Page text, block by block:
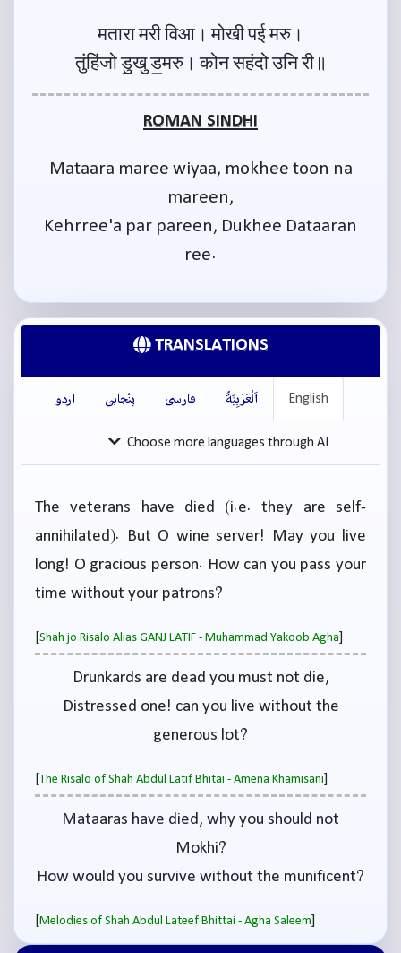
मतारा मरी विआ। मोखी पई मरु।
तुंहिंजो डु॒खु ड॒मरु। कोन सहंदो उनि री॥
ROMAN SINDHI
Mataara maree wiyaa, mokhee toon na
mareen,
Kehrree'a par pareen, Dukhee Dataaran
ree.
TRANSLATIONS
English اَلْعَرَبِيَّةُ فارسی پنْجابی اردو
Choose more languages through AI
The veterans have died (i.e. they are self-
annihilated). But O wine server! May you live
long! O gracious person. How can you pass your
time without your patrons?
[Shah jo Risalo Alias GANJ LATIF - Muhammad Yakoob Agha
Drunkards are dead you must not die,
Distressed one! can you live without the
generous lot?
[The Risalo of Shah Abdul Latif Bhitai - Amena Khamisani
Mataaras have died, why you should not
Mokhi?
How would you survive without the munificent?
[Melodies of Shah Abdul Lateef Bhittai - Agha Saleem